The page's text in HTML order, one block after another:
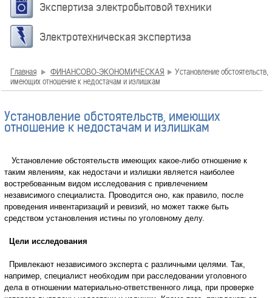
Экспертиза электробытовой техники
Электротехническая экспертиза
Главная ФИНАНСОВО-ЭКОНОМИЧЕСКАЯ
Установление обстоятельств,
имеющих отношение к недостачам и излишкам
Установление обстоятельств, имеющих
отношение к недостачам и излишкам
Установление обстоятельств имеющих какое-либо отношение к
таким явлениям, как недостачи и излишки является наиболее
востребованным видом исследования с привлечением
независимого специалиста. Проводится оно, как правило, после
проведения инвентаризаций и ревизий, но может также быть
средством установления истины по уголовному делу.
Цели исследования
Привлекают независимого эксперта с различными целями. Так,
например, специалист необходим при расследовании уголовного
дела в отношении материально-ответственного лица, при проверке